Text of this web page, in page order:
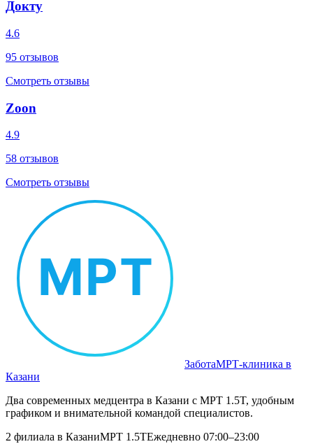
Докту
4.6
95 отзывов
Смотреть отзывы
Zoon
4.9
58 отзывов
Смотреть отзывы
ЗаботаМРТ‑клиника в
Казани
Два современных медцентра в Казани с МРТ 1.5T, удобным
графиком и внимательной командой специалистов.
2 филиала в КазаниМРТ 1.5TЕжедневно 07:00–23:00